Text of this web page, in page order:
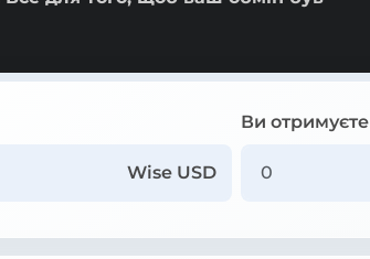
Wise USD
Ви отримуєте